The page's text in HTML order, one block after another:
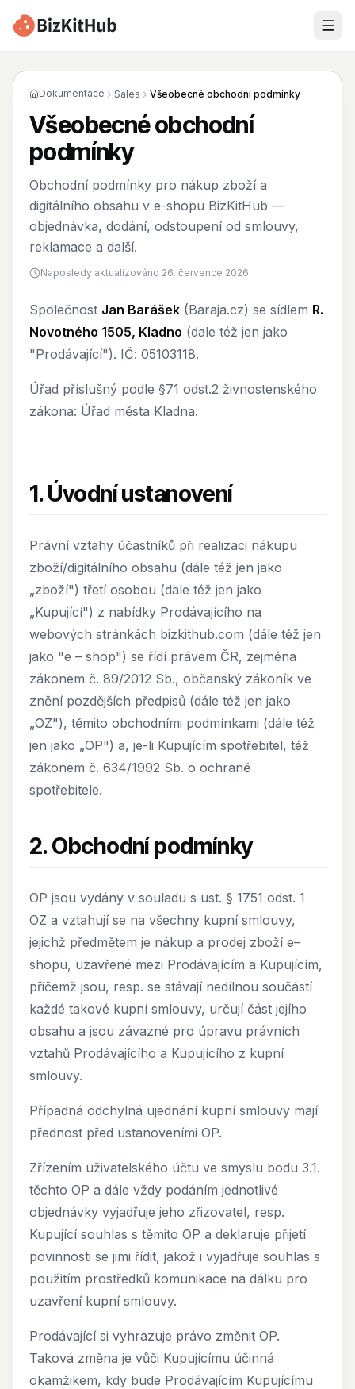
Dokumentace Sales Všeobecné obchodní podmínky
Všeobecné obchodní
podmínky
Obchodní podmínky pro nákup zboží a
digitálního obsahu v e-shopu BizKitHub —
objednávka, dodání, odstoupení od smlouvy,
reklamace a další.
Naposledy aktualizováno 26. července 2026
Společnost Jan Barášek (Baraja.cz) se sídlem R.
Novotného 1505, Kladno (dale též jen jako
"Prodávající"). IČ: 05103118.
Úřad příslušný podle §71 odst.2 živnostenského
zákona: Úřad města Kladna.
1. Úvodní ustanovení
Právní vztahy účastníků při realizaci nákupu
zboží/digitálního obsahu (dále též jen jako
„zboží") třetí osobou (dale též jen jako
„Kupující") z nabídky Prodávajícího na
webových stránkách bizkithub.com (dále též jen
jako "e – shop") se řídí právem ČR, zejména
zákonem č. 89/2012 Sb., občanský zákoník ve
znění pozdějších předpisů (dále též jen jako
„OZ"), těmito obchodními podmínkami (dále též
jen jako „OP") a, je-li Kupujícím spotřebitel, též
zákonem č. 634/1992 Sb. o ochraně
spotřebitele.
2. Obchodní podmínky
OP jsou vydány v souladu s ust. § 1751 odst. 1
OZ a vztahují se na všechny kupní smlouvy,
jejichž předmětem je nákup a prodej zboží e–
shopu, uzavřené mezi Prodávajícím a Kupujícím,
přičemž jsou, resp. se stávají nedílnou součástí
každé takové kupní smlouvy, určují část jejího
obsahu a jsou závazné pro úpravu právních
vztahů Prodávajícího a Kupujícího z kupní
smlouvy.
Případná odchylná ujednání kupní smlouvy mají
přednost před ustanoveními OP.
Zřízením uživatelského účtu ve smyslu bodu 3.1.
těchto OP a dále vždy podáním jednotlivé
objednávky vyjadřuje jeho zřizovatel, resp.
Kupující souhlas s těmito OP a deklaruje přijetí
povinnosti se jimi řídit, jakož i vyjadřuje souhlas s
použitím prostředků komunikace na dálku pro
uzavření kupní smlouvy.
Prodávající si vyhrazuje právo změnit OP.
Taková změna je vůči Kupujícímu účinná
okamžikem, kdy bude Prodávajícím Kupujícímu